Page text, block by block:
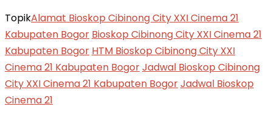
TopikAlamat Bioskop Cibinong City XXI Cinema 21
Kabupaten Bogor Bioskop Cibinong City XXI Cinema 21
Kabupaten Bogor HTM Bioskop Cibinong City XXI
Cinema 21 Kabupaten BogorJadwal Bioskop Cibinong
City XXI Cinema 21 Kabupaten BogorJadwal Bioskop
Cinema 21